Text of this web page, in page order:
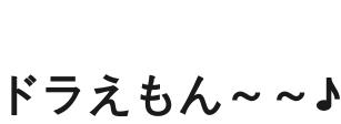
ラえもん～～♪